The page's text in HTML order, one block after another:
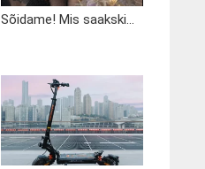
Sõidame! Mis saakski...